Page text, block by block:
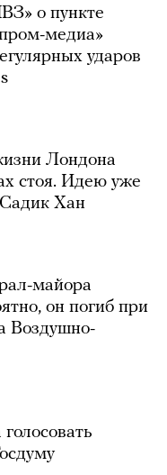
о пункте
медиа»
ударов
Лондона
стоя. Идею уже
Садик Хан
майора
он погиб при
Воздушно-